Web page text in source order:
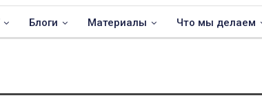
Блоги Материалы Что мы делаем